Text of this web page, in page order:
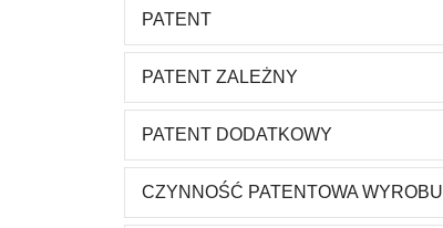
PATENT
PATENT ZALEŻNY
PATENT DODATKOWY
CZYNNOŚĆ PATENTOWA WYROBU